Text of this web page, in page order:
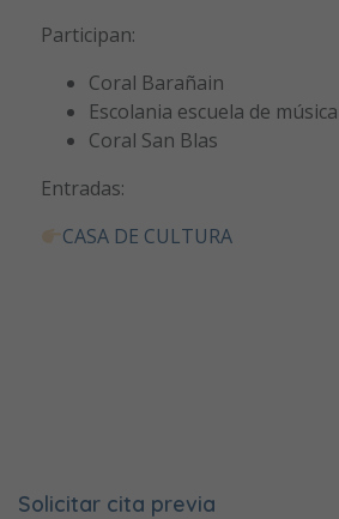
Participan:
Coral Barañain
Escolania escuela de
Coral San Blas
Entradas:
CASA DE CULTURA
Solicitar cita previa